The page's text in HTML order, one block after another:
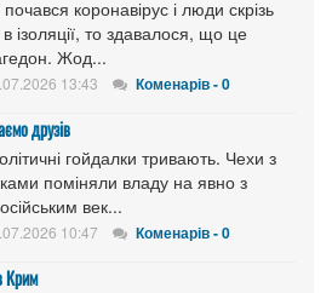
коронавірус і люди скрізь
ізоляції, то здавалося, що це
Жод...
13:43 Коменарів - 0
друзів
гойдалки тривають. Чехи з
поміняли владу на явно з
век...
10:47 Коменарів - 0
Крим